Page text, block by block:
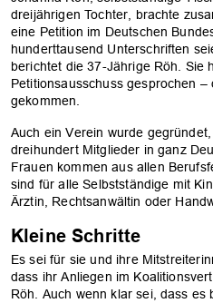
OK
dreijährigen Tochter, brachte
eine Petition im Deutschen
hunderttausend Unterschriften
berichtet die 37-Jährige Röh. Sie
Petitionsausschuss gesprochen –
gekommen.
Auch ein Verein wurde
dreihundert Mitglieder in ganz
Frauen kommen aus allen
sind für alle Selbstständige mit
Ärztin, Rechtsanwältin oder
Kleine Schritte
Es sei für sie und ihre
dass ihr Anliegen im
Röh. Auch wenn klar sei, dass es